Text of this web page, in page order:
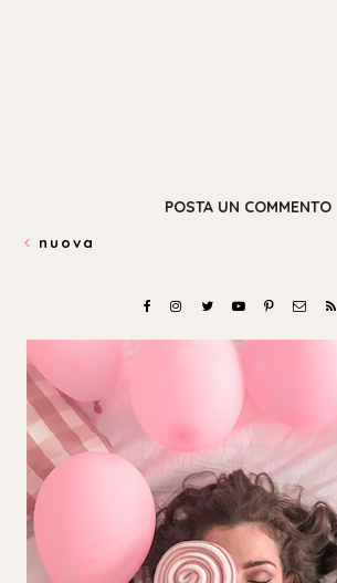
POSTA UN COMMENTO
nuova